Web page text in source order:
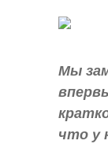
Мы
что у